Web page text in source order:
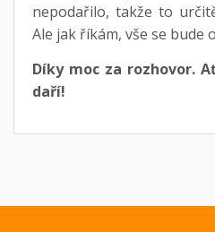
nepodařilo, takže to
Ale jak říkám, vše se bude
Díky moc za rozhovor.
daří!